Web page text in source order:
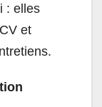
: elles
et